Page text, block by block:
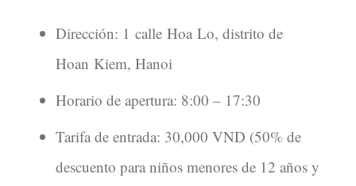
Dirección: 1 calle Hoa Lo, distrito de
Hoan Kiem, Hanoi
Horario de apertura: 8:00 – 17:30
Tarifa de entrada: 30,000 VND (50% de
descuento para niños menores de 12 años y